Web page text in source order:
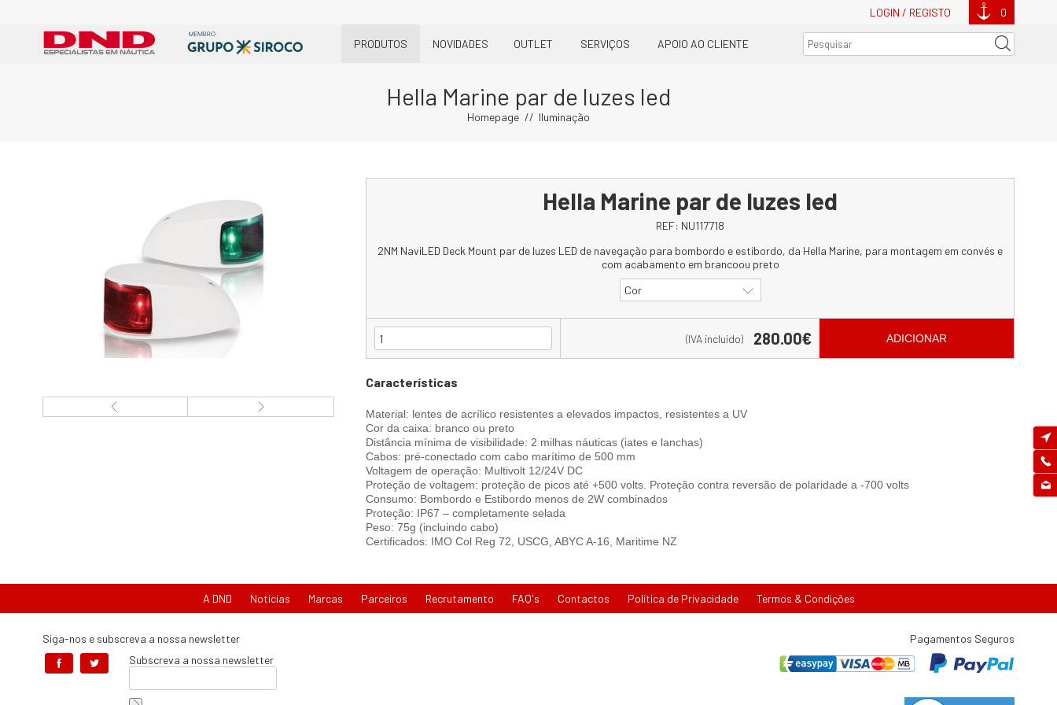
LOGIN / REGISTO 0
PRODUTOS NOVIDADES OUTLET SERVIÇOS APOIO AO CLIENTE
Hella Marine par de luzes led
Homepage Iluminação
Hella Marine par de luzes led
REF: NU117718
2NM NaviLED Deck Mount par de luzes LED de navegação para bombordo e estibordo, da Hella Marine, para montagem em convés e
com acabamento em brancoou preto
Cor
(IVA incluído) 280.00€ ADICIONAR
Características
Material: lentes de acrílico resistentes a elevados impactos, resistentes a UV
Cor da caixa: branco ou preto
Distância mínima de visibilidade: 2 milhas náuticas (iates e lanchas)
Cabos: pré-conectado com cabo marítimo de 500 mm
Voltagem de operação: Multivolt 12/24V DC
Proteção de voltagem: proteção de picos até +500 volts. Proteção contra reversão de polaridade a -700 volts
Consumo: Bombordo e Estibordo menos de 2W combinados
Proteção: IP67 – completamente selada
Peso: 75g (incluindo cabo)
Certificados: IMO Col Reg 72, USCG, ABYC A-16, Maritime NZ
A DND Notícias Marcas Parceiros Recrutamento FAQ's Contactos Política de Privacidade Termos & Condições
Siga-nos e subscreva a nossa newsletter
Subscreva a nossa newsletter
Pagamentos Seguros